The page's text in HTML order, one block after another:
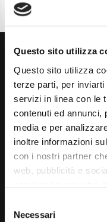
Questo sito utilizza
Questo sito utilizza
terze parti, per
servizi in linea con le
contenuti ed annunci,
media e per
inoltre informazioni
con i nostri partner
web, pubblicità e
mera chiusura del
Selection
Necessari
Via Giuditta
(+39) 031 431 3066
Sabato: 09:00 -